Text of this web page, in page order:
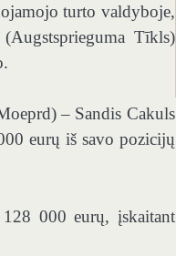
turto valdyboje,
Tīkls)
– Sandis Cakuls
eurų iš savo pozicijų
128 000 eurų, įskaitant